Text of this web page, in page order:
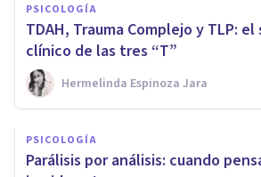
PSICOLOGÍA
TDAH, Trauma Complejo y TLP:
clínico de las tres “T”
Hermelinda Espinoza Jara
PSICOLOGÍA
Parálisis por análisis: cuando